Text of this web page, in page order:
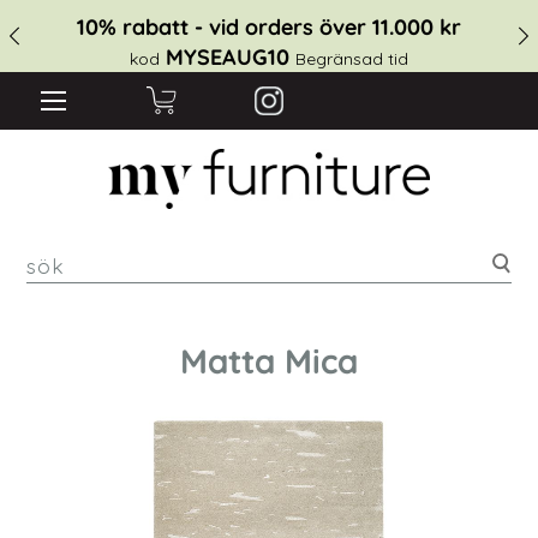
10% rabatt - vid orders över 11.000 kr
kod MYSEAUG10 Begränsad tid
Matta Mica